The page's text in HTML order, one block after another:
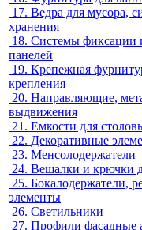
17. Ведра для мусора,
хранения
18. Системы фиксации
панелей
19. Крепежная
крепления
20. Направляющие,
выдвижения
21. Емкости для
22. Декоративные
23. Менсолодержатели
24. Вешалки и крючки
25. Бокалодержатели,
элементы
26. Светильники
27. Профили фасадные